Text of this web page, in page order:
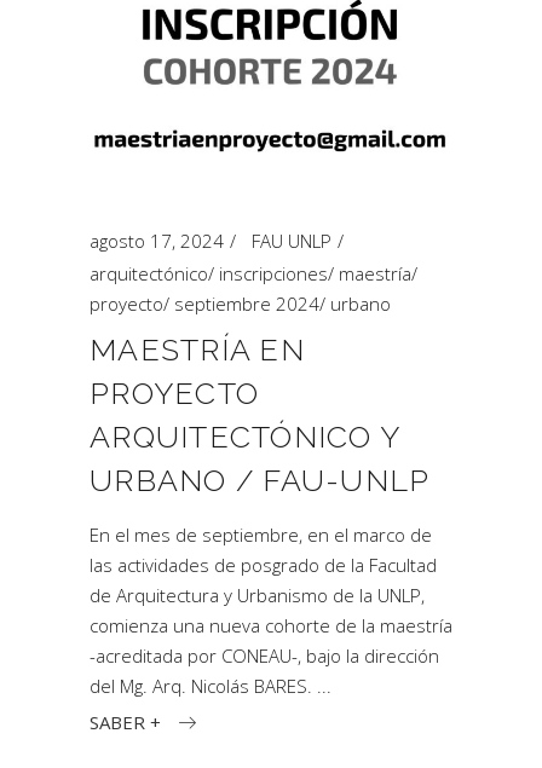
agosto 17, 2024
FAU UNLP
arquitectónico/ inscripciones/ maestría/
proyecto/ septiembre 2024/ urbano
MAESTRÍA EN
PROYECTO
ARQUITECTÓNICO Y
URBANO / FAU-UNLP
En el mes de septiembre, en el marco de
las actividades de posgrado de la Facultad
de Arquitectura y Urbanismo de la UNLP,
comienza una nueva cohorte de la maestría
-acreditada por CONEAU-, bajo la dirección
del Mg. Arq. Nicolás BARES.
SABER +